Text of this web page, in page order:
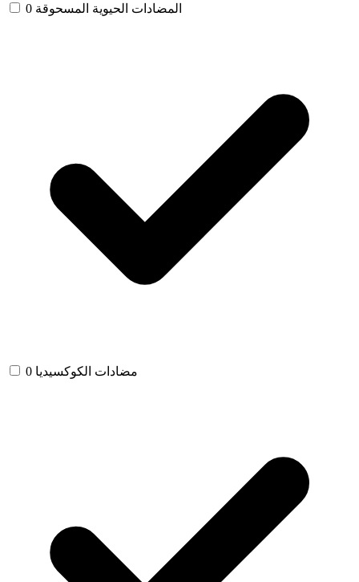
المضادات الحيوية المسحوقة 0
مضادات الكوكسيديا 0